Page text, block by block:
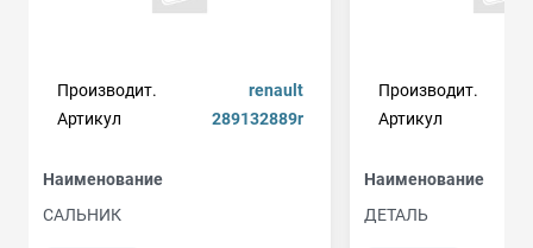
Производит.
renault
Артикул
289132889r
Наименование
САЛЬНИК
Производит.
Артикул
Наименование
ДЕТАЛЬ